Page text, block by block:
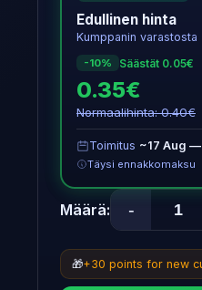
Edullinen hinta
Kumppanin varastosta
-10% Säästät 0.05€
0.35€
Normaalihinta: 0.40€
Toimitus ~17 Aug
Täysi ennakkomaksu
Määrä: -
🎁+30 points for new